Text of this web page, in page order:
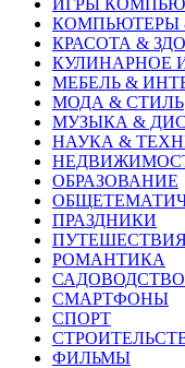
КОМПЬЮТЕРЫ
КРАСОТА &
КУЛИНАРНОЕ
МЕБЕЛЬ &
МОДА & СТИЛЬ
МУЗЫКА &
НАУКА &
ОБРАЗОВАНИЕ
ПРАЗДНИКИ
РОМАНТИКА
САДОВОДСТВО
СМАРТФОНЫ
СПОРТ
ФИЛЬМЫ